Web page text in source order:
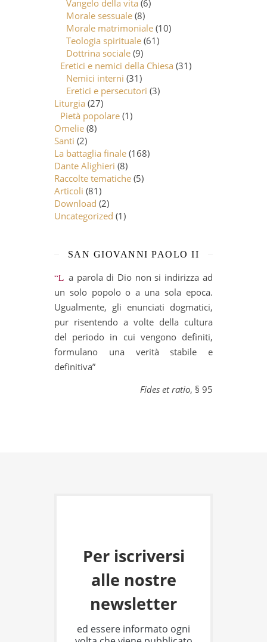
Vangelo della vita (6)
Morale sessuale (8)
Morale matrimoniale (10)
Teologia spirituale (61)
Dottrina sociale (9)
Eretici e nemici della Chiesa (31)
Nemici interni (31)
Eretici e persecutori (3)
Liturgia (27)
Pietà popolare (1)
Omelie (8)
Santi (2)
La battaglia finale (168)
Dante Alighieri (8)
Raccolte tematiche (5)
Articoli (81)
Download (2)
Uncategorized (1)
SAN GIOVANNI PAOLO II
“La parola di Dio non si indirizza ad
un solo popolo o a una sola epoca.
Ugualmente, gli enunciati dogmatici,
pur risentendo a volte della cultura
del periodo in cui vengono definiti,
formulano una verità stabile e
definitiva”
Fides et ratio, § 95
Per iscriversi
alle nostre
newsletter
ed essere informato ogni